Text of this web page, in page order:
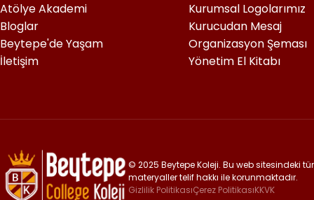
Atölye Akademi
Bloglar
Beytepe'de Yaşam
İletişim
Kurumsal Logolarımız
Kurucudan Mesaj
Organizasyon Şeması
Yönetim El Kitabı
© 2025 Beytepe Koleji. Bu web sitesindeki
materyaller telif hakkı ile korunmaktadır.
Gizlilik PolitikasıÇerez PolitikasıKKVK